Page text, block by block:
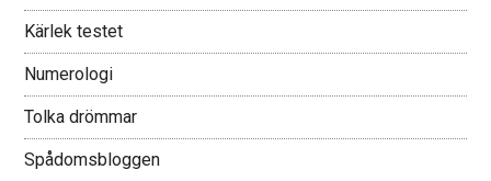
Kärlek testet
Numerologi
Tolka drömmar
Spådomsbloggen